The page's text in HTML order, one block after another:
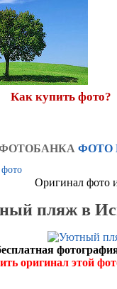
Как купить фото?
ФОТО
Оригинал фото
пляж в
оригинал этой